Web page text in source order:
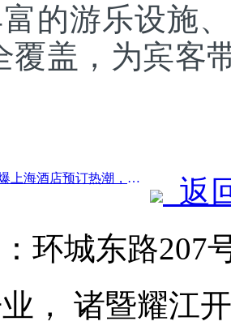
的游乐设施
覆盖，为宾客
前一篇：漫展引爆上海酒店预订热潮，部分酒店搜索量飙升近360%
返
环城东路207
业， 诸暨耀